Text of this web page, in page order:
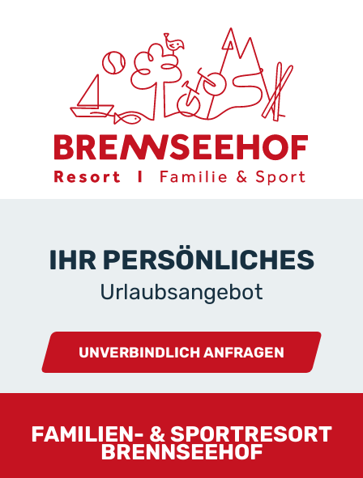
IHR PERSÖNLICHES
Urlaubsangebot
UNVERBINDLICH ANFRAGEN
FAMILIEN- & SPORTRESORT
BRENNSEEHOF